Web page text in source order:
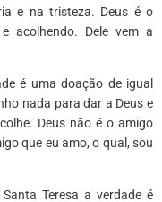
e na tristeza. Deus é o
acolhendo. Dele vem a
é uma doação de igual
nada para dar a Deus e
Deus não é o amigo
que eu amo, o qual, sou
Teresa a verdade é